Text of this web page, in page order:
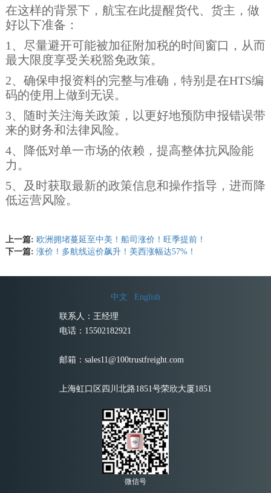
在这样的背景下，航宝在此提醒货代、货主，做
好以下准备：
1、尽量避开可能被加征附加税的时间窗口，从而
最大限度享受关税豁免政策。
2、确保申报资料的完整与准确，特别是在HTS编
码的使用上做到无误。
3、随时关注海关政策，以更好地预防申报错误带
来的财务和法律风险。
4、降低对单一市场的依赖，提高整体抗风险能
力。
5、及时获取最新的政策信息和操作指导，进而降
低运营风险。
上一篇: 欧洲拥堵蔓延至中美！船司涨价！旺季提前！
下一篇: 涨价！多航线运价飙升！美西涨幅达57%！
中文 English
联系人：王经理
电话：15502182921
邮箱：sales11@100trustfreight.com
上海虹口区四川北路1851号荣欣大厦1851
微信号